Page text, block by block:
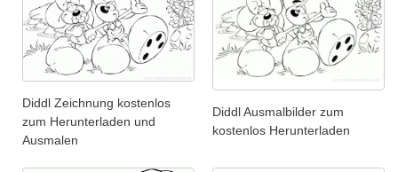
Diddl Zeichnung kostenlos
zum Herunterladen und
Ausmalen
Diddl Ausmalbilder zum
kostenlos Herunterladen